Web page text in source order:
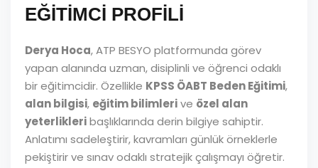
EĞİTİMCİ PROFİLİ
Derya Hoca, ATP BESYO platformunda görev
yapan alanında uzman, disiplinli ve öğrenci odaklı
bir eğitimcidir. Özellikle KPSS ÖABT Beden Eğitimi,
alan bilgisi, eğitim bilimlerive özel alan
yeterlikleribaşlıklarında derin bilgiye sahiptir.
Anlatımı sadeleştirir, kavramları günlük örneklerle
pekiştirir ve sınav odaklı stratejik çalışmayı öğretir.